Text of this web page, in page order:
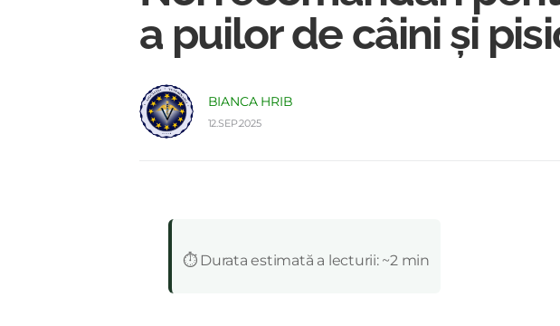
a puilor de câini și
BIANCA HRIB
12.SEP.2025
⏱️ Durata estimată a lecturii: ~2 min